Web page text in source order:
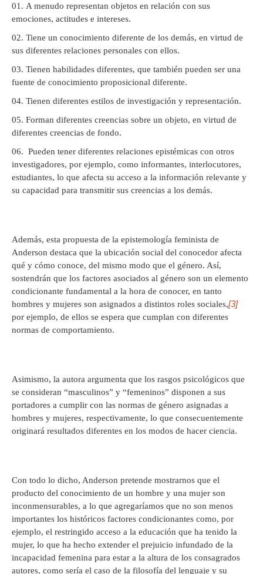
A menudo representan objetos en relación con sus
emociones, actitudes e intereses.
Tiene un conocimiento diferente de los demás, en virtud de
sus diferentes relaciones personales con ellos.
Tienen habilidades diferentes, que también pueden ser una
fuente de conocimiento proposicional diferente.
Tienen diferentes estilos de investigación y representación.
Forman diferentes creencias sobre un objeto, en virtud de
diferentes creencias de fondo.
Pueden tener diferentes relaciones epistémicas con otros
investigadores, por ejemplo, como informantes, interlocutores,
estudiantes, lo que afecta su acceso a la información relevante y
su capacidad para transmitir sus creencias a los demás.
Además, esta propuesta de la epistemología feminista de
Anderson destaca que la ubicación social del conocedor afecta
qué y cómo conoce, del mismo modo que el género. Así,
sostendrán que los factores asociados al género son un elemento
condicionante fundamental a la hora de conocer, en tanto
hombres y mujeres son asignados a distintos roles sociales,[3]
por ejemplo, de ellos se espera que cumplan con diferentes
normas de comportamiento.
Asimismo, la autora argumenta que los rasgos psicológicos que
se consideran “masculinos” y “femeninos” disponen a sus
portadores a cumplir con las normas de género asignadas a
hombres y mujeres, respectivamente, lo que consecuentemente
originará resultados diferentes en los modos de hacer ciencia.
Con todo lo dicho, Anderson pretende mostrarnos que el
producto del conocimiento de un hombre y una mujer son
inconmensurables, a lo que agregaríamos que no son menos
importantes los históricos factores condicionantes como, por
ejemplo, el restringido acceso a la educación que ha tenido la
mujer, lo que ha hecho extender el prejuicio infundado de la
incapacidad femenina para estar a la altura de los consagrados
autores, como sería el caso de la filosofía del lenguaje y su